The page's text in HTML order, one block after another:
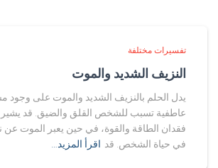
تفسيرات مختلفة
النزيف الشديد والموت
يدل الحلم بالنزيف الشديد والموت على وجود
عاطفية تسبب للشخص القلق والضيق. قد يشير
فقدان الطاقة والقوة، في حين يعبر الموت عن
في حياة الشخص. قد اقرأ المزيد…